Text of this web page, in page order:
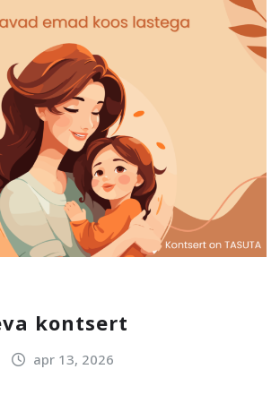
kontsert
apr 13, 2026